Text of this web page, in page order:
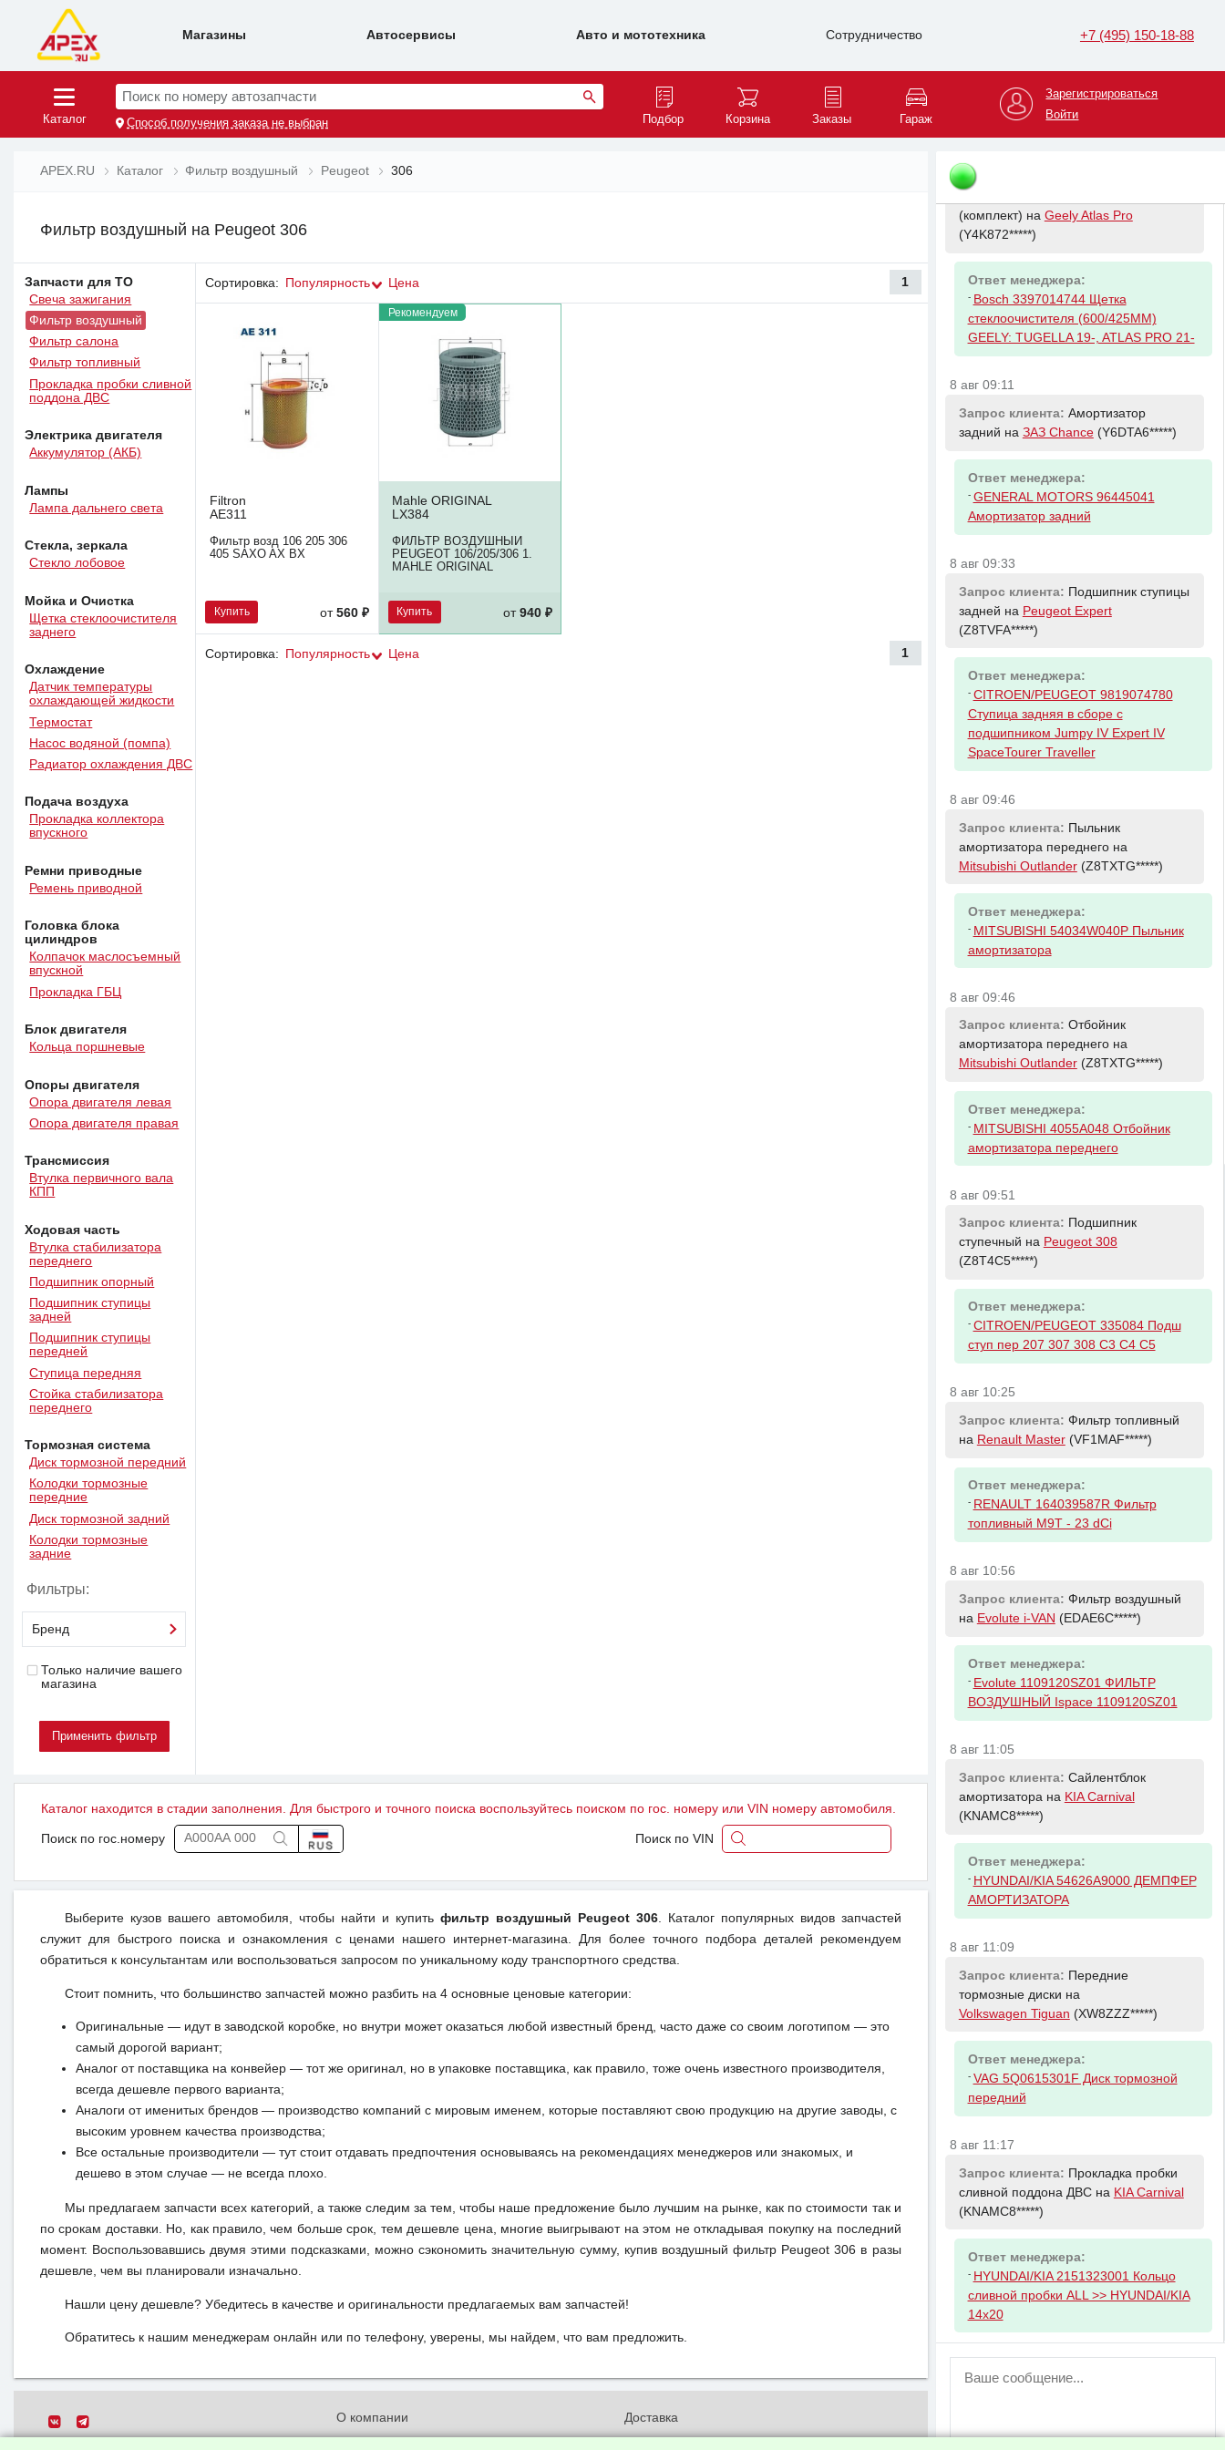
Магазины Автосервисы Авто и мототехника Сотрудничество +7 (495) 150-18-88
Каталог
Поиск по номеру автозапчасти
Способ получения заказа не выбран Подбор Корзина Заказы Гараж
Зарегистрироваться
Войти
APEX.RU Каталог Фильтр воздушный Peugeot 306
Фильтр воздушный на Peugeot 306
Запчасти для ТО
Свеча зажигания
Фильтр воздушный
Фильтр салона
Фильтр топливный
Прокладка пробки сливной
поддона ДВС
Электрика двигателя
Аккумулятор (АКБ)
Лампы
Лампа дальнего света
Стекла, зеркала
Стекло лобовое
Мойка и Очистка
Щетка стеклоочистителя
заднего
Охлаждение
Датчик температуры
охлаждающей жидкости
Термостат
Насос водяной (помпа)
Радиатор охлаждения ДВС
Подача воздуха
Прокладка коллектора
впускного
Ремни приводные
Ремень приводной
Головка блока
цилиндров
Колпачок маслосъемный
впускной
Прокладка ГБЦ
Блок двигателя
Кольца поршневые
Опоры двигателя
Опора двигателя левая
Опора двигателя правая
Трансмиссия
Втулка первичного вала
КПП
Ходовая часть
Втулка стабилизатора
переднего
Подшипник опорный
Подшипник ступицы
задней
Подшипник ступицы
передней
Ступица передняя
Стойка стабилизатора
переднего
Тормозная система
Диск тормозной передний
Колодки тормозные
передние
Диск тормозной задний
Колодки тормозные
задние
Фильтры:
Бренд
Только наличие вашего
магазина
Сортировка: Популярность Цена 1
Filtron
AE311
Фильтр возд 106 205 306
405 SAXO AX BX
Купить от560 ₽
Рекомендуем
Mahle ORIGINAL
LX384
ФИЛЬТР ВОЗДУШНЫЙ
PEUGEOT 106/205/306 1.
MAHLE ORIGINAL
Купить от 940 ₽
Сортировка: Популярность Цена 1
Каталог находится в стадии заполнения. Для быстрого и точного поиска воспользуйтесь поиском по гос. номеру или VIN номеру автомобиля.
Поиск по гос.номеру Поиск по VIN
Выберите кузов вашего автомобиля, чтобы найти и купить фильтр воздушный Peugeot 306. Каталог популярных видов запчастей
служит для быстрого поиска и ознакомления с ценами нашего интернет-магазина. Для более точного подбора деталей рекомендуем
обратиться к консультантам или воспользоваться запросом по уникальному коду транспортного средства.
Стоит помнить, что большинство запчастей можно разбить на 4 основные ценовые категории:
Оригинальные — идут в заводской коробке, но внутри может оказаться любой известный бренд, часто даже со своим логотипом — это
самый дорогой вариант;
Аналог от поставщика на конвейер — тот же оригинал, но в упаковке поставщика, как правило, тоже очень известного производителя,
всегда дешевле первого варианта;
Аналоги от именитых брендов — производство компаний с мировым именем, которые поставляют свою продукцию на другие заводы, с
высоким уровнем качества производства;
Все остальные производители — тут стоит отдавать предпочтения основываясь на рекомендациях менеджеров или знакомых, и
дешево в этом случае — не всегда плохо.
Мы предлагаем запчасти всех категорий, а также следим за тем, чтобы наше предложение было лучшим на рынке, как по стоимости так и
по срокам доставки. Но, как правило, чем больше срок, тем дешевле цена, многие выигрывают на этом не откладывая покупку на последний
момент. Воспользовавшись двумя этими подсказками, можно сэкономить значительную сумму, купив воздушный фильтр Peugeot 306 в разы
дешевле, чем вы планировали изначально.
Нашли цену дешевле? Убедитесь в качестве и оригинальности предлагаемых вам запчастей!
Обратитесь к нашим менеджерам онлайн или по телефону, уверены, мы найдем, что вам предложить.
О компании
Доставка
Ответ менеджера:
5511695967)
Запрос клиента:
(комплект) на Geely Atlas Pro
(Y4K872*****)
Ответ менеджера:
- Bosch 3397014744 Щетка
стеклоочистителя (600/425ММ)
GEELY: TUGELLA 19-, ATLAS PRO 21-
8 авг 09:11
Запрос клиента: Амортизатор
задний на ЗАЗ Chance(Y6DTA6*****)
Ответ менеджера:
- GENERAL MOTORS 96445041
Амортизатор задний
8 авг 09:33
Запрос клиента: Подшипник ступицы
задней на Peugeot Expert
(Z8TVFA*****)
Ответ менеджера:
- CITROEN/PEUGEOT 9819074780
Ступица задняя в сборе с
подшипником Jumpy IV Expert IV
SpaceTourer Traveller
8 авг 09:46
Запрос клиента: Пыльник
амортизатора переднего на
Mitsubishi Outlander(Z8TXTG*****)
Ответ менеджера:
- MITSUBISHI 54034W040P Пыльник
амортизатора
8 авг 09:46
Запрос клиента: Отбойник
амортизатора переднего на
Mitsubishi Outlander(Z8TXTG*****)
Ответ менеджера:
- MITSUBISHI 4055A048 Отбойник
амортизатора переднего
8 авг 09:51
Запрос клиента: Подшипник
ступечный на Peugeot 308
(Z8T4C5*****)
Ответ менеджера:
- CITROEN/PEUGEOT 335084 Подш
ступ пер 207 307 308 C3 C4 C5
8 авг 10:25
Запрос клиента: Фильтр топливный
на Renault Master(VF1MAF*****)
Ответ менеджера:
- RENAULT 164039587R Фильтр
топливный M9T - 23 dCi
8 авг 10:56
Запрос клиента: Фильтр воздушный
на Evolute i-VAN (EDAE6C*****)
Ответ менеджера:
- Evolute 1109120SZ01 ФИЛЬТР
ВОЗДУШНЫЙ Ispace 1109120SZ01
8 авг 11:05
Запрос клиента: Сайлентблок
амортизатора на KIA Carnival
(KNAMC8*****)
Ответ менеджера:
- HYUNDAI/KIA 54626A9000 ДЕМПФЕР
АМОРТИЗАТОРА
8 авг 11:09
Запрос клиента: Передние
тормозные диски на
Volkswagen Tiguan (XW8ZZZ*****)
Ответ менеджера:
- VAG 5Q0615301F Диск тормозной
передний
8 авг 11:17
Запрос клиента: Прокладка пробки
сливной поддона ДВС на KIA Carnival
(KNAMC8*****)
Ответ менеджера:
- HYUNDAI/KIA 2151323001 Кольцо
сливной пробки ALL >> HYUNDAI/KIA
14x20
ВНИМАНИЕ!
пользователей временно отключена!